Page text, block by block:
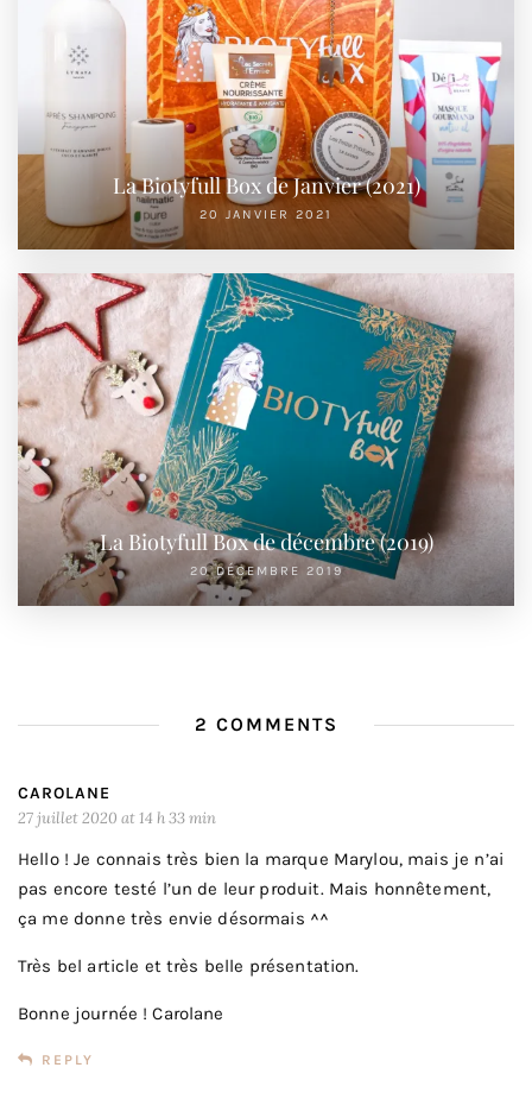
La Biotyfull Box de Janvier (2021)
20 JANVIER 2021
La Biotyfull Box de décembre (2019)
20 DÉCEMBRE 2019
2 COMMENTS
CAROLANE
27 juillet 2020 at 14 h 33 min
Hello ! Je connais très bien la marque Marylou, mais je n’ai
pas encore testé l’un de leur produit. Mais honnêtement,
ça me donne très envie désormais ^^
Très bel article et très belle présentation.
Bonne journée ! Carolane
REPLY